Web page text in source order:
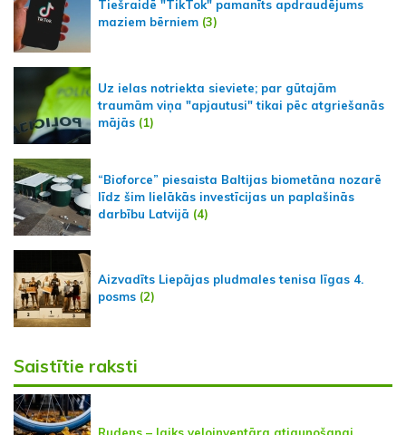
Tiešraidē "TikTok" pamanīts apdraudējums
maziem bērniem (3)
Uz ielas notriekta sieviete; par gūtajām
traumām viņa "apjautusi" tikai pēc atgriešanās
mājās (1)
“Bioforce” piesaista Baltijas biometāna nozarē
līdz šim lielākās investīcijas un paplašinās
darbību Latvijā (4)
Aizvadīts Liepājas pludmales tenisa līgas 4.
posms (2)
Saistītie raksti